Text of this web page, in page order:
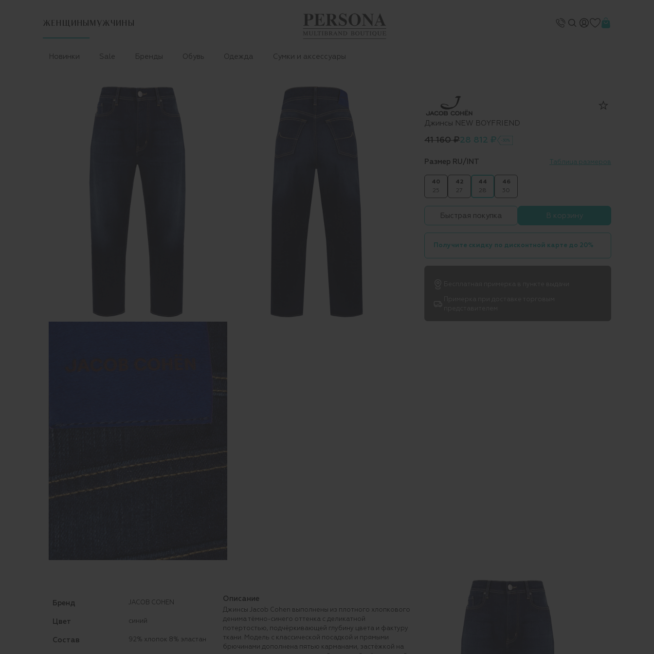
ЖЕНЩИНЫ МУЖЧИНЫ
Новинки Sale Бренды Обувь Одежда Сумки и аксессуары
Джинсы NEW BOYFRIEND
41 160 ₽28 812 ₽ -30%
Размер RU/INT Таблица размеров
40
25
42
27
44
28
46
30
Быстрая покупка В корзину
Получите скидку по дисконтной карте до 20%
Бренд JACOB COHEN
Цвет синий
Состав 92% хлопок 8% эластан
Описание
Джинсы Jacob Cohen выполнены из плотного хлопкового
денима тёмно-синего оттенка с деликатной
потертостью, подчёркивающей глубину цвета и фактуру
ткани. Модель с классической посадкой и прямыми
брючинами дополнена пятью карманами, застёжкой на